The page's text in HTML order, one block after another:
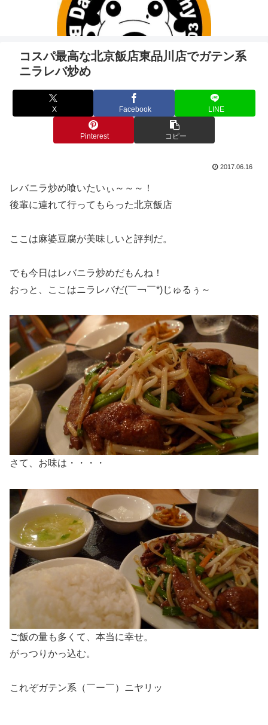
コスパ最高な北京飯店東品川店でガテン系
ニラレバ炒め
X Facebook LINE
Pinterest コピー
2017.06.16
レバニラ炒め喰いたいぃ～～～！
後輩に連れて行ってもらった北京飯店
ここは麻婆豆腐が美味しいと評判だ。
でも今日はレバニラ炒めだもんね！
おっと、ここはニラレバだ(￣￢￣*)じゅるぅ～
さて、お味は・・・・
ご飯の量も多くて、本当に幸せ。
がっつりかっ込む。
これぞガテン系（￣ー￣）ニヤリッ